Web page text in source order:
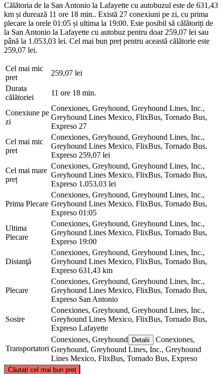
Călătoria de la San Antonio la Lafayette cu autobuzul este de 631,43
km și durează 11 ore 18 min.. Există 27 conexiuni pe zi, cu prima
plecare la orele 01:05 și ultima la 19:00. Este posibil să călătoriți de
la San Antonio la Lafayette cu autobuz pentru doar 259,07 lei sau
până la 1.053,03 lei. Cel mai bun preț pentru această călătorie este
259,07 lei.
Cel mai mic
pret
259,07 lei
Durata
călătoriei
11 ore 18 min.
Conexiune pe
zi
Conexiones, Greyhound, Greyhound Lines, Inc.,
Greyhound Lines Mexico, FlixBus, Tornado Bus,
Expreso 27
Cel mai mic
pret
Conexiones, Greyhound, Greyhound Lines, Inc.,
Greyhound Lines Mexico, FlixBus, Tornado Bus,
Expreso 259,07 lei
Cel mai mare
preț
Conexiones, Greyhound, Greyhound Lines, Inc.,
Greyhound Lines Mexico, FlixBus, Tornado Bus,
Expreso 1.053,03 lei
Prima Plecare
Conexiones, Greyhound, Greyhound Lines, Inc.,
Greyhound Lines Mexico, FlixBus, Tornado Bus,
Expreso 01:05
Ultima
Plecare
Conexiones, Greyhound, Greyhound Lines, Inc.,
Greyhound Lines Mexico, FlixBus, Tornado Bus,
Expreso 19:00
Distanţă
Conexiones, Greyhound, Greyhound Lines, Inc.,
Greyhound Lines Mexico, FlixBus, Tornado Bus,
Expreso 631,43 km
Plecare
Conexiones, Greyhound, Greyhound Lines, Inc.,
Greyhound Lines Mexico, FlixBus, Tornado Bus,
Expreso San Antonio
Sosire
Conexiones, Greyhound, Greyhound Lines, Inc.,
Greyhound Lines Mexico, FlixBus, Tornado Bus,
Expreso Lafayette
Transportatori
Conexiones, Greyhound Detalii
Conexiones,
Greyhound, Greyhound Lines, Inc., Greyhound
Lines Mexico, FlixBus, Tornado Bus, Expreso
Căutați cel mai bun preț
©CARTO, ©OpenStreetMapcontributors